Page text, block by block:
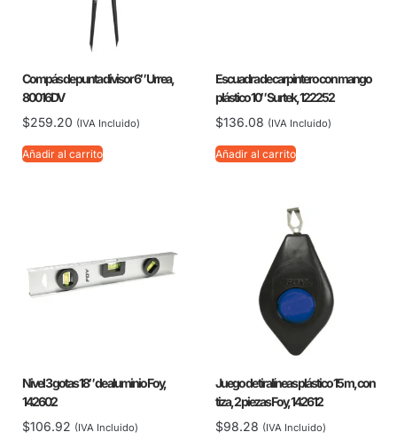
Compás de punta divisor 6″ Urrea,
80016DV
$259.20 (IVA Incluido)
Añadir al carrito
Escuadra de carpintero con mango
plástico 10″ Surtek, 122252
$136.08 (IVA Incluido)
Añadir al carrito
Nivel 3 gotas 18″ de aluminio Foy,
142602
$106.92 (IVA Incluido)
Juego de tiralíneas plástico 15 m, con
tiza, 2 piezas Foy, 142612
$98.28 (IVA Incluido)